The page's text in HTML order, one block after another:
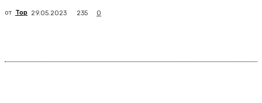
от Top 29.05.2023 235 0